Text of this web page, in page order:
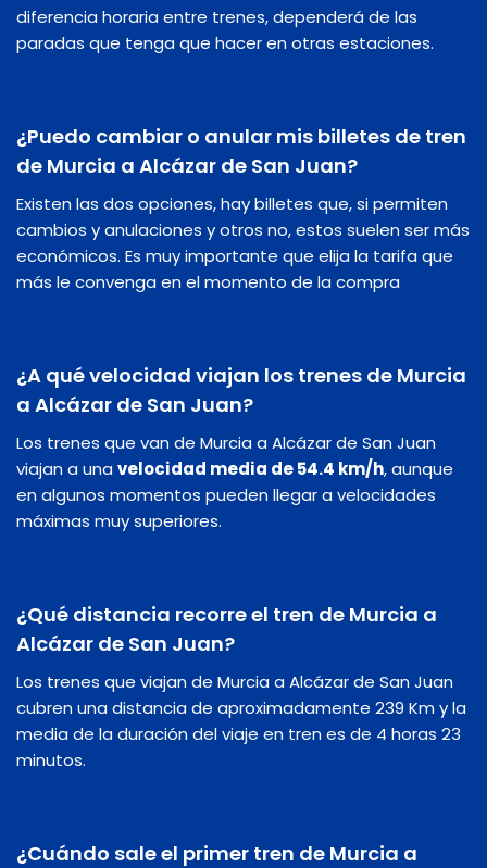
diferencia horaria entre trenes, dependerá de las
paradas que tenga que hacer en otras estaciones.
¿Puedo cambiar o anular mis billetes de tren
de Murcia a Alcázar de San Juan?
Existen las dos opciones, hay billetes que, si permiten
cambios y anulaciones y otros no, estos suelen ser más
económicos. Es muy importante que elija la tarifa que
más le convenga en el momento de la compra
¿A qué velocidad viajan los trenes de Murcia
a Alcázar de San Juan?
Los trenes que van de Murcia a Alcázar de San Juan
viajan a unavelocidad media de 54.4 km/h, aunque
en algunos momentos pueden llegar a velocidades
máximas muy superiores.
¿Qué distancia recorre el tren de Murcia a
Alcázar de San Juan?
Los trenes que viajan de Murcia a Alcázar de San Juan
cubren una distancia de aproximadamente 239 Km y la
media de la duración del viaje en tren es de 4 horas 23
minutos.
¿Cuándo sale el primer tren de Murcia a